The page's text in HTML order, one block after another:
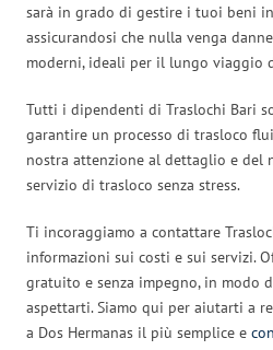
sarà in grado di gestire i tuoi beni
assicurandosi che nulla venga
moderni, ideali per il lungo viaggio
Tutti i dipendenti di Traslochi Bari
garantire un processo di trasloco
nostra attenzione al dettaglio e del
servizio di trasloco senza stress.
Ti incoraggiamo a contattare
informazioni sui costi e sui servizi.
gratuito e senza impegno, in modo
aspettarti. Siamo qui per aiutarti a
a Dos Hermanas il più semplice e